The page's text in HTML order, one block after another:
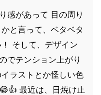
感があって 目の周り
と言って、ベタベタ
そして、デザイン
でテンション上がり
ラストとか怪しい色
最近は、日焼け止